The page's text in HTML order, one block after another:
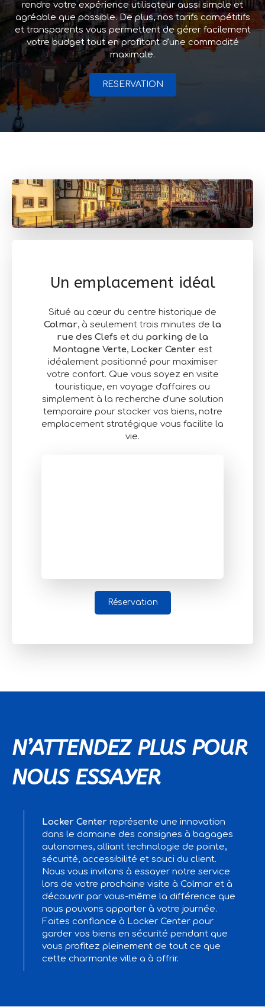
rendre votre expérience utilisateur aussi simple et
agréable que possible. De plus, nos tarifs compétitifs
et transparents vous permettent de gérer facilement
votre budget tout en profitant d'une commodité
maximale.
RESERVATION
Un emplacement idéal
Situé au cœur du centre historique de
Colmar, à seulement trois minutes de la
rue des Clefs et du parking de la
Montagne Verte, Locker Center est
idéalement positionné pour maximiser
votre confort. Que vous soyez en visite
touristique, en voyage d'affaires ou
simplement à la recherche d'une solution
temporaire pour stocker vos biens, notre
emplacement stratégique vous facilite la
vie.
Réservation
N’ATTENDEZ PLUS POUR
NOUS ESSAYER
Locker Center représente une innovation
dans le domaine des consignes à bagages
autonomes, alliant technologie de pointe,
sécurité, accessibilité et souci du client.
Nous vous invitons à essayer notre service
lors de votre prochaine visite à Colmar et à
découvrir par vous-même la différence que
nous pouvons apporter à votre journée.
Faites confiance à Locker Center pour
garder vos biens en sécurité pendant que
vous profitez pleinement de tout ce que
cette charmante ville a à offrir.